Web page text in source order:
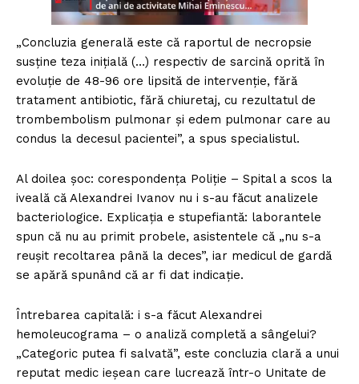
„Concluzia generală este că raportul de necropsie
susține teza inițială (…) respectiv de sarcină oprită în
evoluție de 48-96 ore lipsită de intervenție, fără
tratament antibiotic, fără chiuretaj, cu rezultatul de
trombembolism pulmonar și edem pulmonar care au
condus la decesul pacientei”, a spus specialistul.
Al doilea șoc: corespondența Poliție – Spital a scos la
iveală că Alexandrei Ivanov nu i s-au făcut analizele
bacteriologice. Explicația e stupefiantă: laborantele
spun că nu au primit probele, asistentele că „nu s-a
reușit recoltarea până la deces”, iar medicul de gardă
se apără spunând că ar fi dat indicație.
Întrebarea capitală: i s-a făcut Alexandrei
hemoleucograma – o analiză completă a sângelui?
„Categoric putea fi salvată”, este concluzia clară a unui
reputat medic ieșean care lucrează într-o Unitate de